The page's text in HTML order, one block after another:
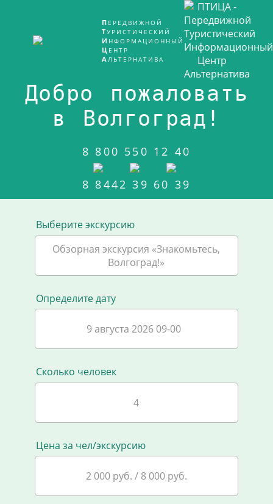
ПЕРЕДВИЖНОЙ
ТУРИСТИЧЕСКИЙ
ИНФОРМАЦИОННЫЙ
ЦЕНТР
АЛЬТЕРНАТИВА
Добро пожаловать
в Волгоград!
8 800 550 12 40
8 8442 39 60 39
Выберите экскурсию
Обзорная экскурсия «Знакомьтесь,
Волгоград!»
Определите дату
9 августа 2026 09-00
Сколько человек
Цена за чел/экскурсию
2 000 руб. / 8 000 руб.